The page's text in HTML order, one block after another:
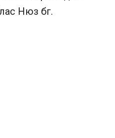
Нюз бг.